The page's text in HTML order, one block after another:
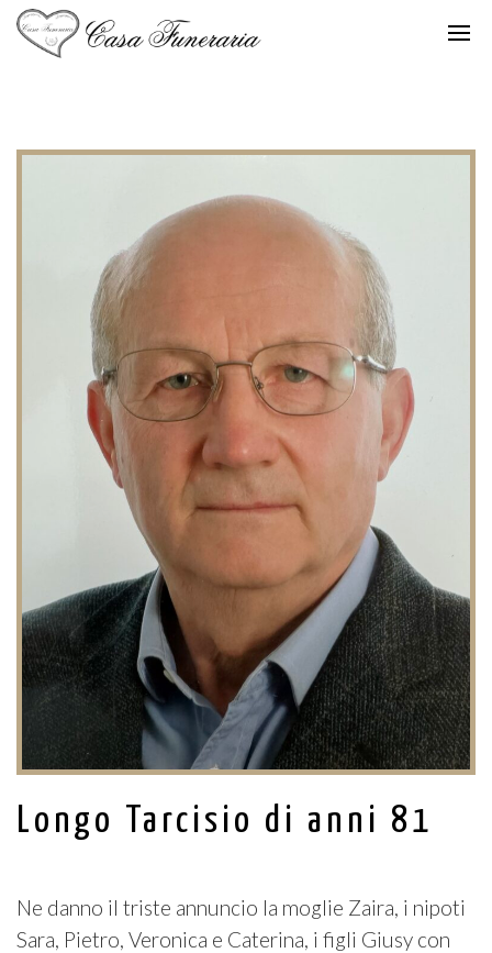
Longo Tarcisio di anni 81
Ne danno il triste annuncio la moglie Zaira, i nipoti
Sara, Pietro, Veronica e Caterina, i figli Giusy con